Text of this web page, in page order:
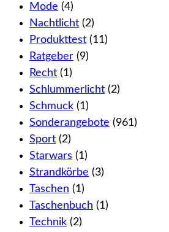
Mode (4)
Nachtlicht (2)
Produkttest (11)
Ratgeber (9)
Recht (1)
Schlummerlicht (2)
Schmuck (1)
Sonderangebote (961)
Sport (2)
Starwars (1)
Strandkörbe (3)
Taschen (1)
Taschenbuch (1)
Technik (2)